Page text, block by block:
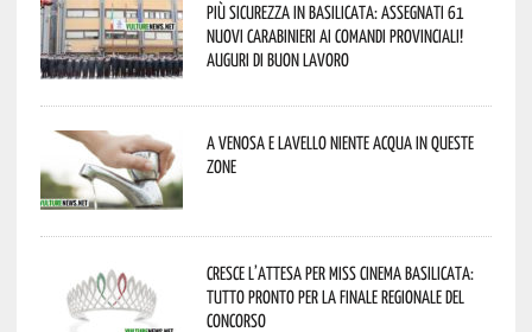
Più sicurezza in Basilicata: assegnati 61
nuovi Carabinieri ai Comandi provinciali!
Auguri di buon lavoro
A Venosa e Lavello niente acqua in queste
zone
Cresce l’attesa per Miss Cinema Basilicata:
tutto pronto per la finale regionale del
concorso